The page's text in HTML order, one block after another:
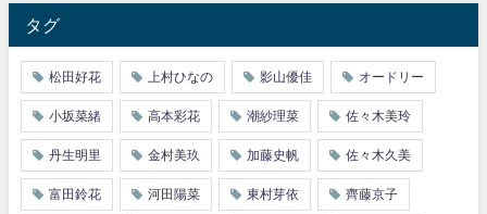
タグ
松田好花 上村ひなの 影山優佳 オードリー
小坂菜緒 高本彩花 潮紗理菜 佐々木美玲
丹生明里 金村美玖 加藤史帆 佐々木久美
富田鈴花 河田陽菜 東村芽依 齊藤京子